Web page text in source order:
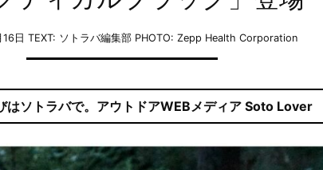
日 TEXT: ソトラバ編集部 PHOTO: Zepp Health Corporation
はソトラバで。アウトドアWEBメディア Soto Lover